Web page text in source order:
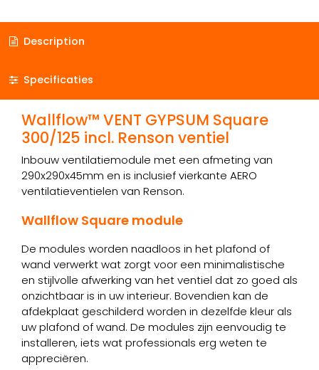
Description
Specificaties
Wallflow™ VENT GYPSUM Square
300/125 incl. Renson ventiel
Inbouw ventilatiemodule met een afmeting van
290x290x45mm en is inclusief vierkante AERO
ventilatieventielen van Renson.
Wallflow Square module
De modules worden naadloos in het plafond of
wand verwerkt wat zorgt voor een minimalistische
en stijlvolle afwerking van het ventiel dat zo goed als
onzichtbaar is in uw interieur. Bovendien kan de
afdekplaat geschilderd worden in dezelfde kleur als
uw plafond of wand. De modules zijn eenvoudig te
installeren, iets wat professionals erg weten te
appreciëren.